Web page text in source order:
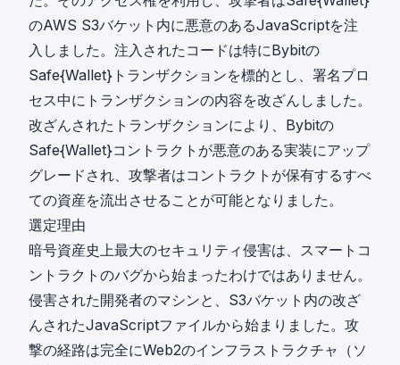
のAWS S3バケット内に悪意のあるJavaScriptを注
入しました。注入されたコードは特にBybitの
Safe{Wallet}トランザクションを標的とし、署名プロ
セス中にトランザクションの内容を改ざんしました。
改ざんされたトランザクションにより、Bybitの
Safe{Wallet}コントラクトが悪意のある実装にアップ
グレードされ、攻撃者はコントラクトが保有するすべ
ての資産を流出させることが可能となりました。
選定理由
暗号資産史上最大のセキュリティ侵害は、スマートコ
ントラクトのバグから始まったわけではありません。
侵害された開発者のマシンと、S3バケット内の改ざ
んされたJavaScriptファイルから始まりました。攻
撃の経路は完全にWeb2のインフラストラクチャ（ソ